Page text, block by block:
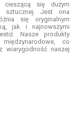
się dużym
sztucznej. Jest ona
się oryginalnym
jak i najnowszymi
Nasze produkty
co
wiarygodność naszej